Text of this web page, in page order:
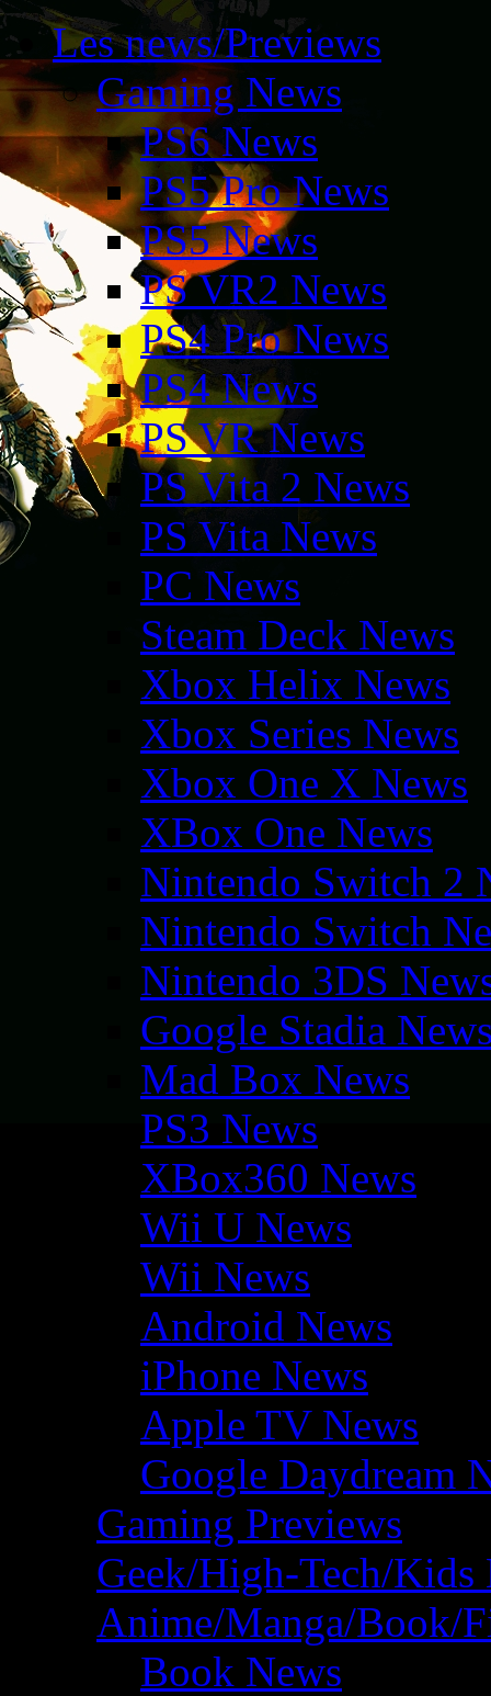
Les news/Previews
Gaming News
PS6 News
PS5 Pro News
PS5 News
PS VR2 News
PS4 Pro News
PS4 News
PS VR News
PS Vita 2 News
PS Vita News
PC News
Steam Deck News
Xbox Helix News
Xbox Series News
Xbox One X News
XBox One News
Nintendo Switch 2
Nintendo Switch
Nintendo 3DS
Google Stadia
Mad Box News
PS3 News
XBox360 News
Wii U News
Wii News
Android News
iPhone News
Apple TV News
Google Daydream
Gaming Previews
Geek/High-Tech/Kids
Anime/Manga/Book/
Book News